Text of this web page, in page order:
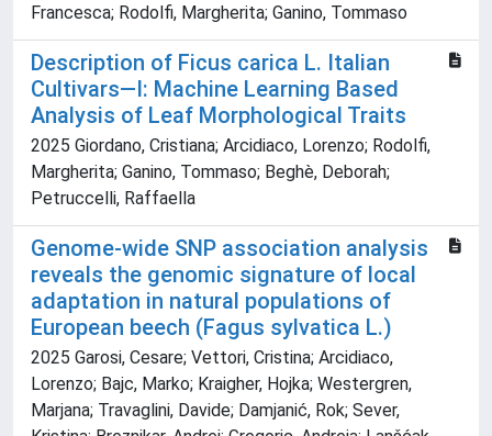
Francesca; Rodolfi, Margherita; Ganino, Tommaso
Description of Ficus carica L. Italian
Cultivars—I: Machine Learning Based
Analysis of Leaf Morphological Traits
2025 Giordano, Cristiana; Arcidiaco, Lorenzo; Rodolfi,
Margherita; Ganino, Tommaso; Beghè, Deborah;
Petruccelli, Raffaella
Genome-wide SNP association analysis
reveals the genomic signature of local
adaptation in natural populations of
European beech (Fagus sylvatica L.)
2025 Garosi, Cesare; Vettori, Cristina; Arcidiaco,
Lorenzo; Bajc, Marko; Kraigher, Hojka; Westergren,
Marjana; Travaglini, Davide; Damjanić, Rok; Sever,